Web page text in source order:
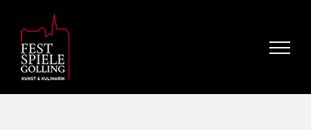
Inhalt
springen